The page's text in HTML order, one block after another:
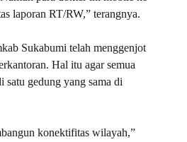
laporan RT/RW,” terangnya.
Sukabumi telah menggenjot
Hal itu agar semua
satu gedung yang sama di
konektifitas wilayah,”